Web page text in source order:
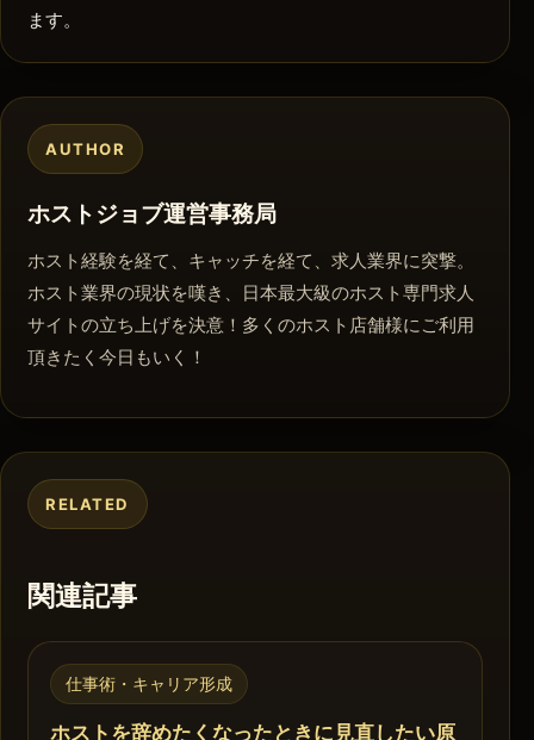
ます。
AUTHOR
ホストジョブ運営事務局
ホスト経験を経て、キャッチを経て、求人業界に突撃。
ホスト業界の現状を嘆き、日本最大級のホスト専門求人
サイトの立ち上げを決意！多くのホスト店舗様にご利用
頂きたく今日もいく！
RELATED
関連記事
仕事術・キャリア形成
ホストを辞めたくなったときに見直したい原